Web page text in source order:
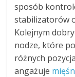
sposób
stabilizatorów
Kolejnym
nodze, które
różnych
angażuje